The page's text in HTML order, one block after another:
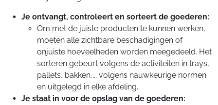
Je ontvangt, controleert en sorteert de goederen:
Om met de juiste producten te kunnen werken,
moeten alle zichtbare beschadigingen of
onjuiste hoeveelheden worden meegedeeld. Het
sorteren gebeurt volgens de activiteiten in trays,
pallets, bakken,... volgens nauwkeurige normen
en uitgelegd in elke afdeling.
Je staat in voor de opslag van de goederen: